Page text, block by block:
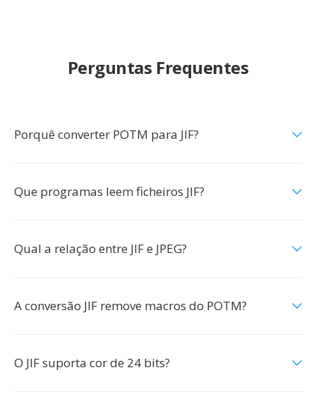
Perguntas Frequentes
Porquê converter POTM para JIF?
Que programas leem ficheiros JIF?
Qual a relação entre JIF e JPEG?
A conversão JIF remove macros do POTM?
O JIF suporta cor de 24 bits?